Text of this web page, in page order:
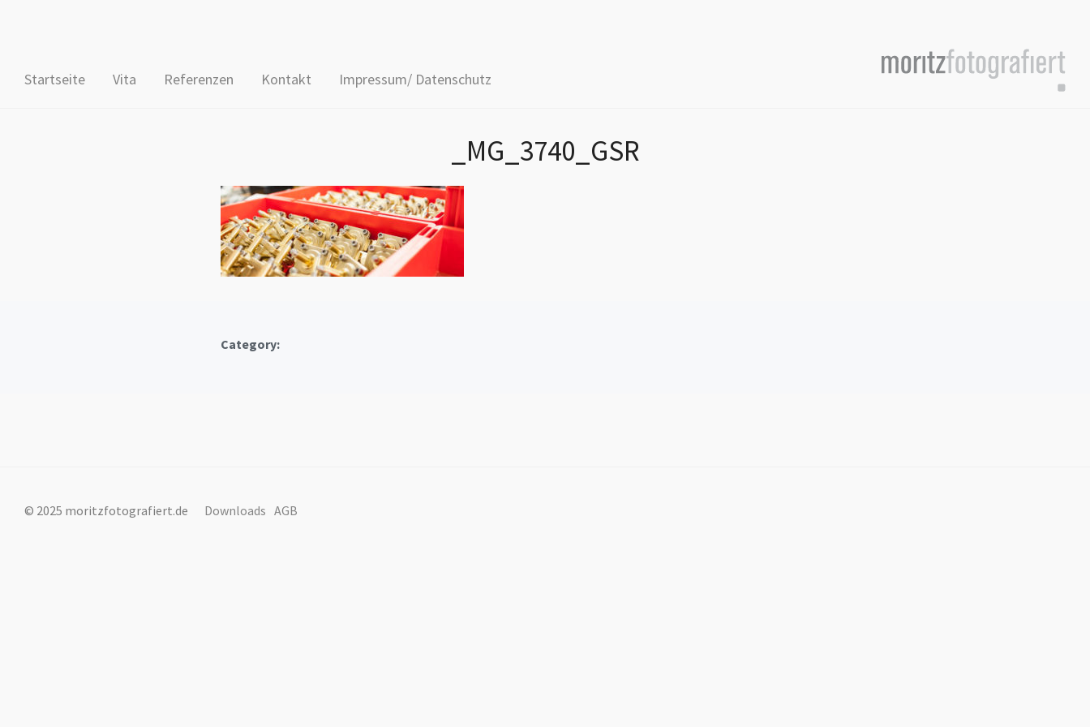
Startseite Vita Referenzen Kontakt Impressum/ Datenschutz
_MG_3740_GSR
Category:
© 2025 moritzfotografiert.de Downloads AGB